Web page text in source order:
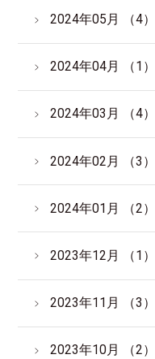
2024年05月 （4）
2024年04月 （1）
2024年03月 （4）
2024年02月 （3）
2024年01月 （2）
2023年12月 （1）
2023年11月 （3）
2023年10月 （2）